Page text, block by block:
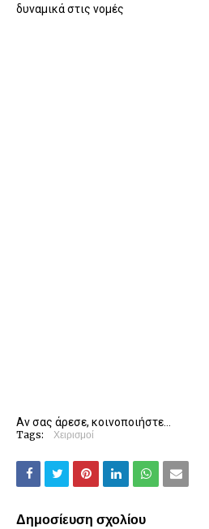
δυναμικά στις νομές
Αν σας άρεσε, κοινοποιήστε...
Tags: Χειρισμοί
Δημοσίευση σχολίου